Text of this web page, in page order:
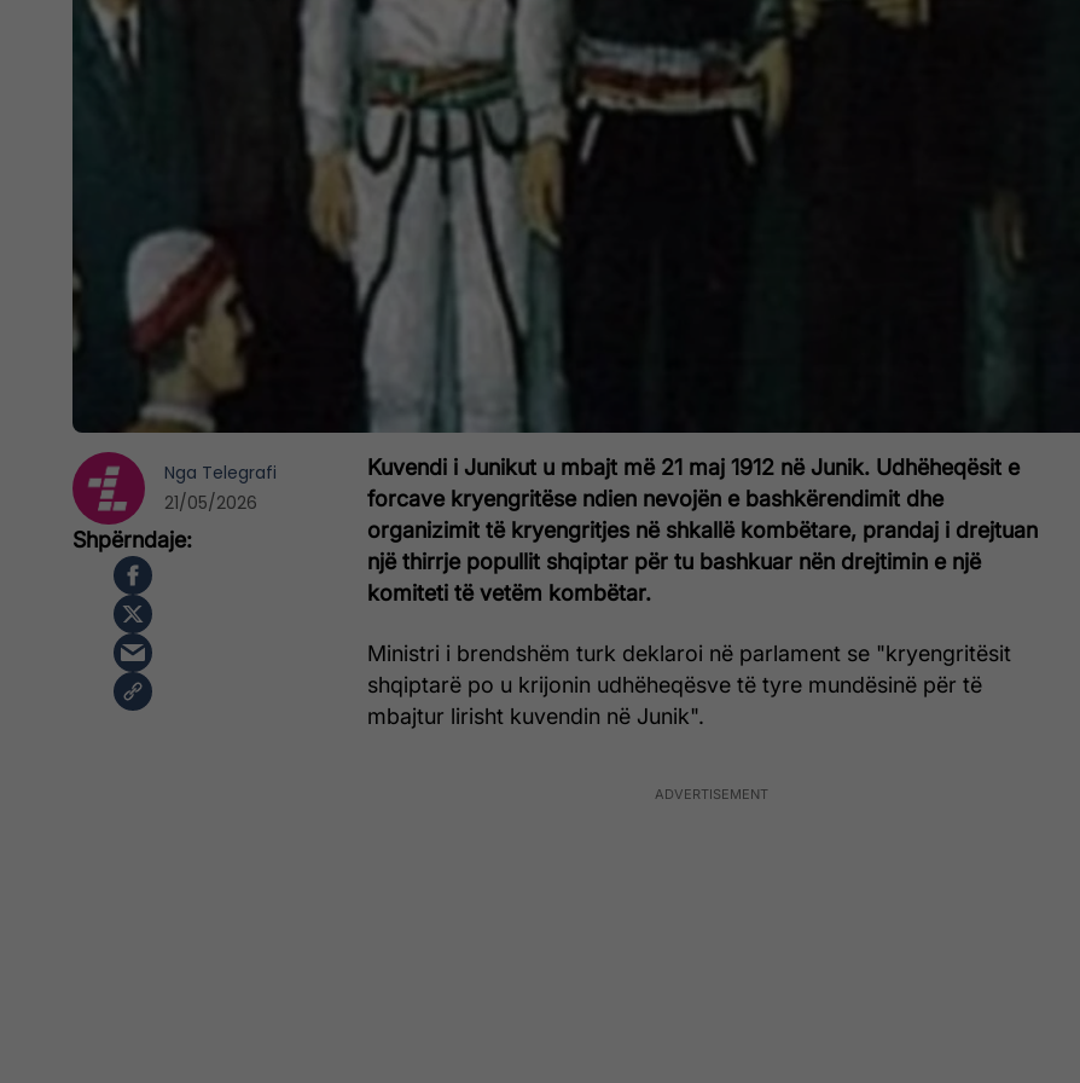
Kuvendi i Junikut u mbajt më 21 maj 1912 në Junik. Udhëheqësit e
forcave kryengritëse ndien nevojën e bashkërendimit dhe
organizimit të kryengritjes në shkallë kombëtare, prandaj i drejtuan
një thirrje popullit shqiptar për tu bashkuar nën drejtimin e një
komiteti të vetëm kombëtar.
Ministri i brendshëm turk deklaroi në parlament se "kryengritësit
shqiptarë po u krijonin udhëheqësve të tyre mundësinë për të
mbajtur lirisht kuvendin në Junik".
Nga Telegrafi
21/05/2026